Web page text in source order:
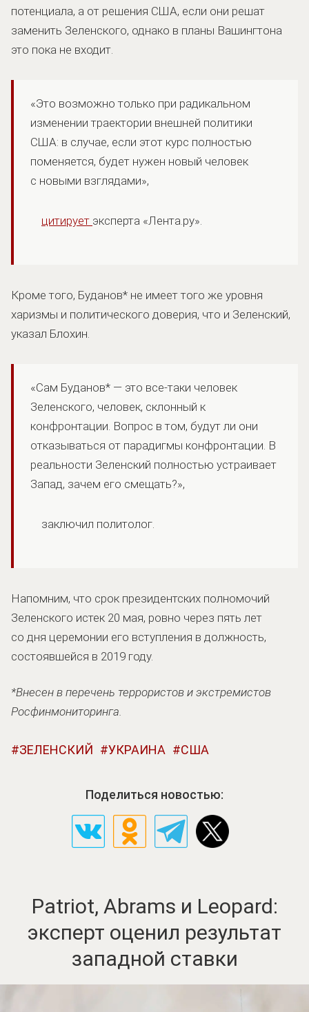
потенциала, а от решения США, если они решат
заменить Зеленского, однако в планы Вашингтона
это пока не входит.
«Это возможно только при радикальном
изменении траектории внешней политики
США: в случае, если этот курс полностью
поменяется, будет нужен новый человек
с новыми взглядами»,
цитирует эксперта «Лента.ру».
Кроме того, Буданов* не имеет того же уровня
харизмы и политического доверия, что и Зеленский,
указал Блохин.
«Сам Буданов* — это все-таки человек
Зеленского, человек, склонный к
конфронтации. Вопрос в том, будут ли они
отказываться от парадигмы конфронтации. В
реальности Зеленский полностью устраивает
Запад, зачем его смещать?»,
заключил политолог.
Напомним, что срок президентских полномочий
Зеленского истек 20 мая, ровно через пять лет
со дня церемонии его вступления в должность,
состоявшейся в 2019 году.
*Внесен в перечень террористов и экстремистов
Росфинмониторинга.
ЗЕЛЕНСКИЙ УКРАИНА США
Поделиться новостью:
Patriot, Abrams и Leopard:
эксперт оценил результат
западной ставки